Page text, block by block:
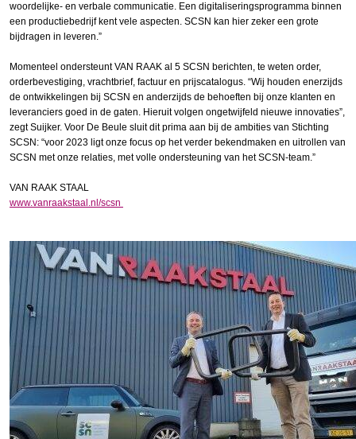
woordelijke- en verbale communicatie. Een digitaliseringsprogramma binnen
een productiebedrijf kent vele aspecten. SCSN kan hier zeker een grote
bijdragen in leveren.”
Momenteel ondersteunt VAN RAAK al 5 SCSN berichten, te weten order,
orderbevestiging, vrachtbrief, factuur en prijscatalogus. “Wij houden enerzijds
de ontwikkelingen bij SCSN en anderzijds de behoeften bij onze klanten en
leveranciers goed in de gaten. Hieruit volgen ongetwijfeld nieuwe innovaties”,
zegt Suijker. Voor De Beule sluit dit prima aan bij de ambities van Stichting
SCSN: “voor 2023 ligt onze focus op het verder bekendmaken en uitrollen van
SCSN met onze relaties, met volle ondersteuning van het SCSN-team.”
VAN RAAK STAAL
www.vanraakstaal.nl/scsn